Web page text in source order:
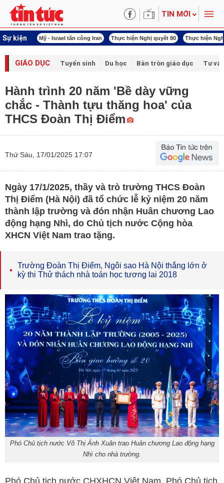
TIN MỚI
Sự kiện
công Iran Thực hiện Nghị quyết 80 Thực hiện Nghị quyết 79 Xuân Bính
GIÁO DỤC Tuyển sinh Du học Bàn tròn giáo dục Tư
Hành trình 20 năm 'Bề dày vững
chắc - Thành tựu thăng hoa' của
THCS Đoàn Thị Điểm
Thứ Sáu, 17/01/2025 17:07
Ngày 17/1/2025, thầy và trò trường THCS Đoàn
Thị Điểm (Hà Nội) đã tổ chức lễ kỷ niệm 20 năm
thành lập trường và đón nhận Huân chương Lao
động hạng Nhì, do Chủ tịch nước Cộng hòa
XHCN Việt Nam trao tặng.
Trường Đoàn Thị Điểm, Ngôi sao Hà Nội thắng lớn ở
kỳ thi Thử thách nhà toán học tương lai 2018
Phó Chủ tịch nước Võ Thị Ánh Xuân trao Huân chương Lao động hạng
Nhì cho nhà trường.